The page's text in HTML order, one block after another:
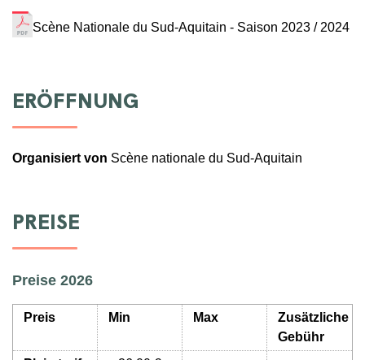
Scène Nationale du Sud-Aquitain - Saison 2023 / 2024
ERÖFFNUNG
Organisiert von Scène nationale du Sud-Aquitain
PREISE
Preise 2026
Preis Min Max
Zusätzliche
Gebühr